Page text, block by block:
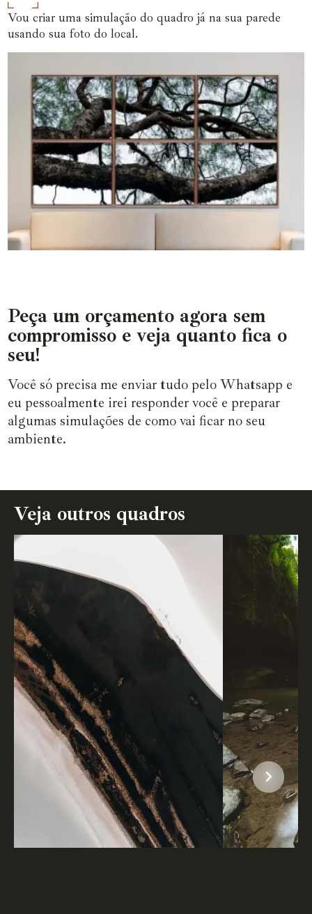
Vou criar uma simulação do quadro já na sua parede
usando sua foto do local.
Peça um orçamento agora sem
compromisso e veja quanto fica o
seu!
Você só precisa me enviar tudo pelo Whatsapp e
eu pessoalmente irei responder você e preparar
algumas simulações de como vai ficar no seu
ambiente.
Veja outros quadros